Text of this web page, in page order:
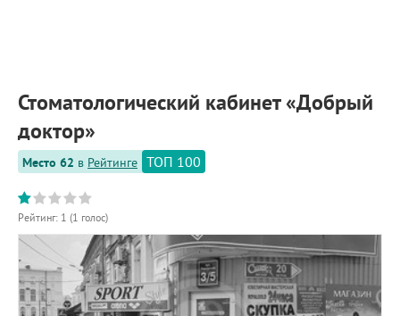
ОБРАТНАЯ СВЯЗЬ
Стоматологический кабинет «Добрый
доктор»
Место 62 в Рейтинге ТОП 100
Рейтинг: 1 (1 голос)